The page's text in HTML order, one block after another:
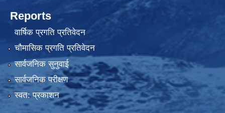
Reports
वार्षिक प्रगति प्रतिवेदन
चौमासिक प्रगति प्रतिवेदन
सार्वजनिक सुनुवाई
सार्वजनिक परीक्षण
स्वत: प्रकाशन